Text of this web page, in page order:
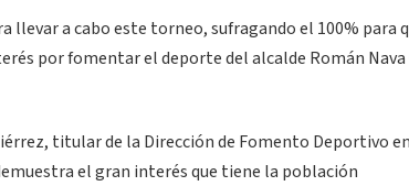
a cabo este torneo, sufragando el 100% para
por fomentar el deporte del alcalde Román
titular de la Dirección de Fomento Deportivo
el gran interés que tiene la población